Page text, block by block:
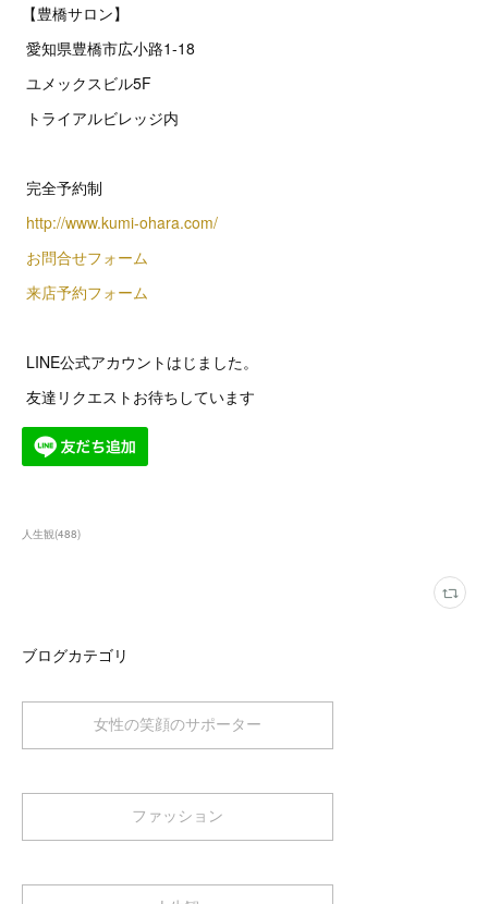
【豊橋サロン】
愛知県豊橋市広小路1-18
ユメックスビル5F
トライアルビレッジ内
完全予約制
http://www.kumi-ohara.com/
お問合せフォーム
来店予約フォーム
LINE公式アカウントはじました。
友達リクエストお待ちしています
人生観(488)
ブログカテゴリ
女性の笑顔のサポーター
ファッション